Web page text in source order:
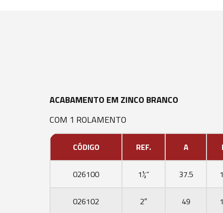
ACABAMENTO EM ZINCO BRANCO
COM 1 ROLAMENTO
CÓDIGO REF. A
026100 1½” 37.5
026102 2″ 49